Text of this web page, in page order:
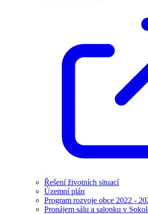
Řešení životních situací
Územní plán
Program rozvoje obce 2022 -
Pronájem sálu a salonku v